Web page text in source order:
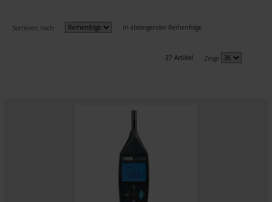
Sortieren nach In absteigender Reihenfolge
27 Artikel Zeige